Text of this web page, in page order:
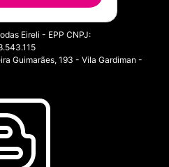
Eireli - EPP CNPJ:
Guimarães, 193 - Vila Gardiman -